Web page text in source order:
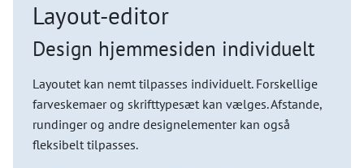
Layout-editor
Design hjemmesiden individuelt
Layoutet kan nemt tilpasses individuelt. Forskellige
farveskemaer og skrifttypesæt kan vælges. Afstande,
rundinger og andre designelementer kan også
fleksibelt tilpasses.